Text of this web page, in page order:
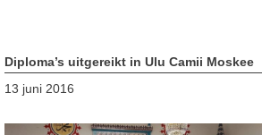
Diploma’s uitgereikt in Ulu Camii Moskee
13 juni 2016